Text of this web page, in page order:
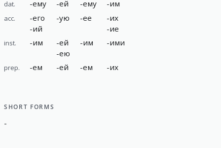
dat. -ему -ей -ему -им
acc. -его
-ий
-ую -ее -их
-ие
inst. -им -ей
-ею
-им -ими
prep. -ем -ей -ем -их
SHORT FORMS
-